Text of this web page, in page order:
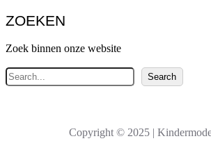
ZOEKEN
Zoek binnen onze website
Z
o
e
Search
Copyright © 2025 |